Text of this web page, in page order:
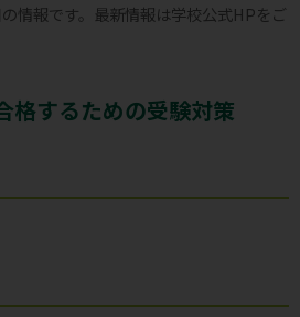
情報です。最新情報は学校公式HPをご
格するための受験対策